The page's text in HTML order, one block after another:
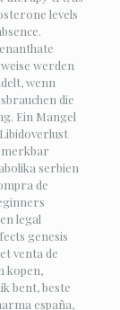
levels
werden
wenn
die
Ein Mangel
serbien
de
legal
genesis
venta de
kopen,
bent, beste
españa,